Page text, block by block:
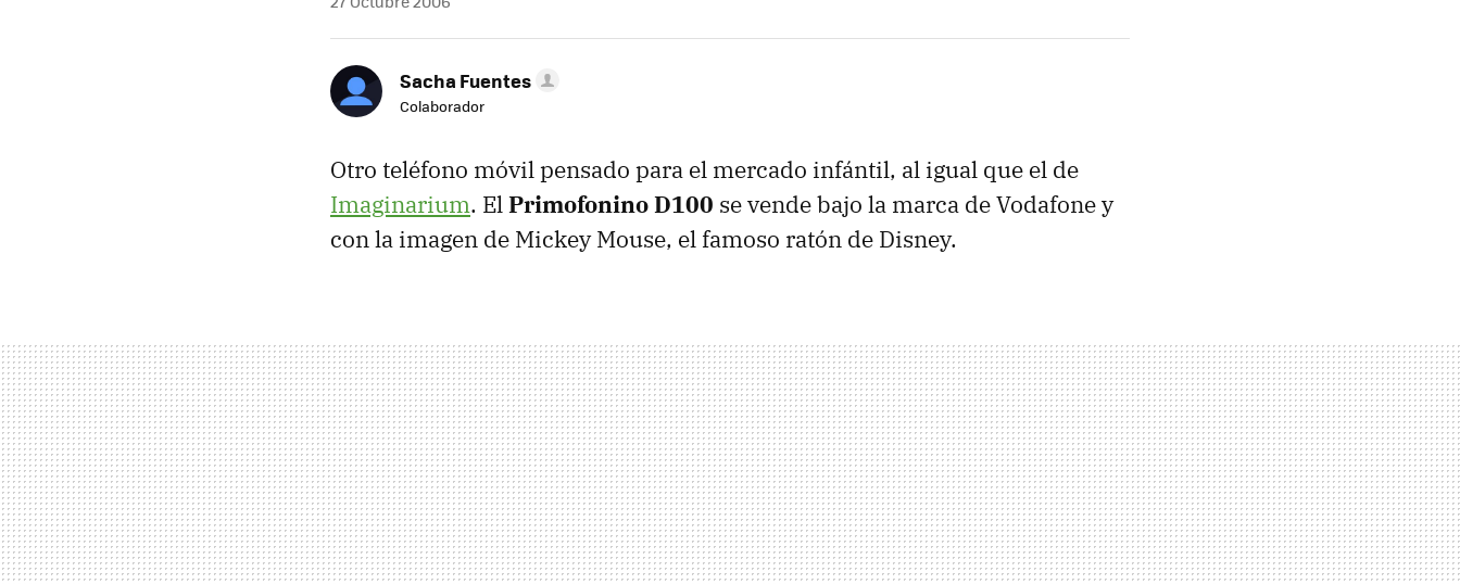
Sacha Fuentes
Colaborador
Otro teléfono móvil pensado para el mercado infántil, al igual que el de
Imaginarium. ElPrimofonino D100 se vende bajo la marca de Vodafone y
con la imagen de Mickey Mouse, el famoso ratón de Disney.